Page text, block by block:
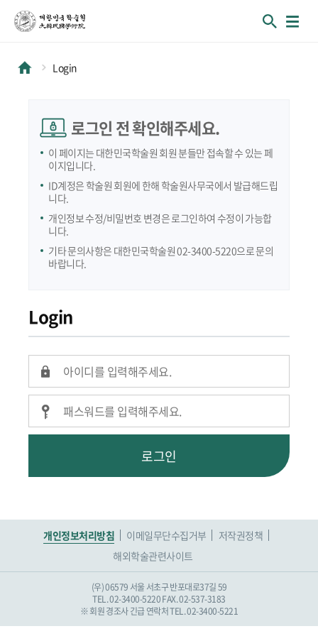
Login
로그인 전 확인해주세요.
이 페이지는 대한민국학술원 회원 분들만 접속할 수 있는 페
이지입니다.
ID계정은 학술원 회원에 한해 학술원사무국에서 발급해드립
니다.
개인정보 수정/비밀번호 변경은 로그인하여 수정이 가능합
니다.
기타 문의사항은 대한민국학술원 02-3400-5220으로 문의
바랍니다.
Login
로그인
개인정보처리방침 이메일무단수집거부
저작권정책
해외학술관련사이트
(우) 06579 서울 서초구 반포대로37길 59
TEL. 02-3400-5220FAX. 02-537-3183
※ 회원 경조사 긴급 연락처 TEL. 02-3400-5221